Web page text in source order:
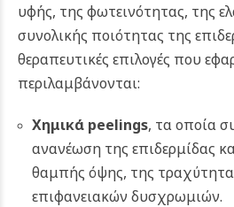
υφής, της φωτεινότητας, της
συνολικής ποιότητας της
θεραπευτικές επιλογές που
περιλαμβάνονται:
Χημικά peelings, τα οποία
ανανέωση της επιδερμίδας
θαμπής όψης, της
επιφανειακών δυσχρωμιών.